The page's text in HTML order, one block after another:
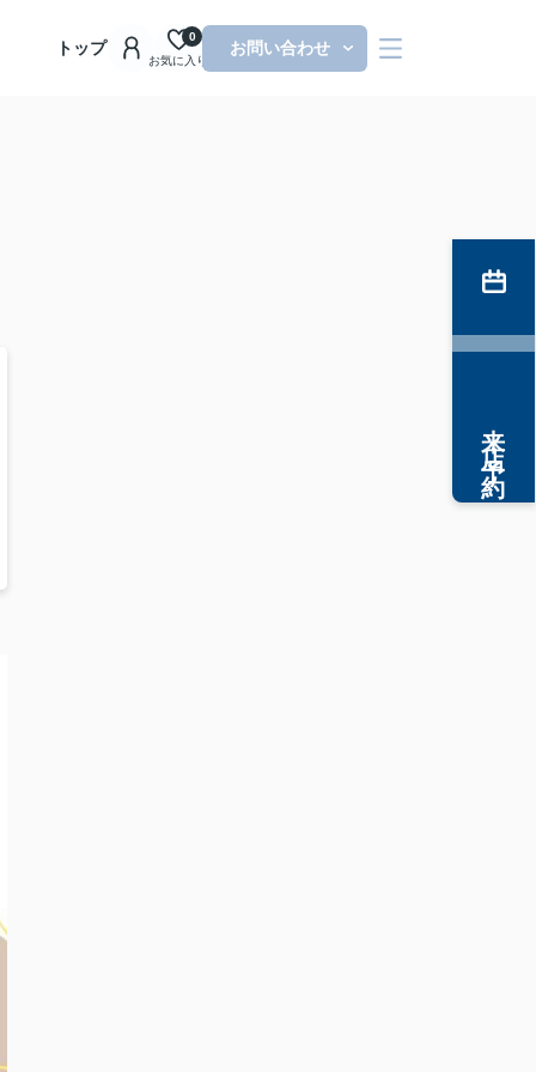
トップ
お気に入り
0
お問い合わせ
来店予約